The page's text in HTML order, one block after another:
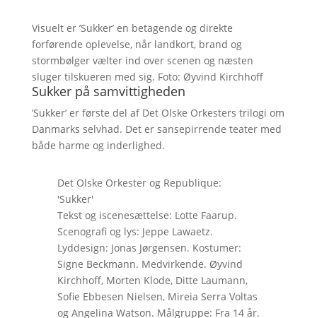
Visuelt er ’Sukker’ en betagende og direkte
forførende oplevelse, når landkort, brand og
stormbølger vælter ind over scenen og næsten
sluger tilskueren med sig. Foto: Øyvind Kirchhoff
Sukker på samvittigheden
’Sukker’ er første del af Det Olske Orkesters trilogi om
Danmarks selvhad. Det er sansepirrende teater med
både harme og inderlighed.
Det Olske Orkester og Republique:
'Sukker'
Tekst og iscenesættelse: Lotte Faarup.
Scenografi og lys: Jeppe Lawaetz.
Lyddesign: Jonas Jørgensen. Kostumer:
Signe Beckmann. Medvirkende. Øyvind
Kirchhoff, Morten Klode, Ditte Laumann,
Sofie Ebbesen Nielsen, Mireia Serra Voltas
og Angelina Watson. Målgruppe: Fra 14 år.